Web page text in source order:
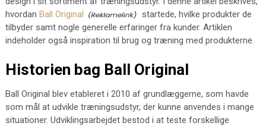
hvordan Ball Original
startede, hvilke produkter de
tilbyder samt nogle generelle erfaringer fra kunder. Artiklen
indeholder også inspiration til brug og træning med produkterne.
Historien bag Ball Original
Ball Original blev etableret i 2010 af grundlæggerne, som havde
som mål at udvikle træningsudstyr, der kunne anvendes i mange
situationer. Udviklingsarbejdet bestod i at teste forskellige